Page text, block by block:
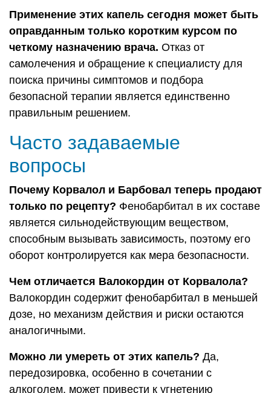
Применение этих капель сегодня может быть
оправданным только коротким курсом по
четкому назначению врача. Отказ от
самолечения и обращение к специалисту для
поиска причины симптомов и подбора
безопасной терапии является единственно
правильным решением.
Часто задаваемые
вопросы
Почему Корвалол и Барбовал теперь продают
только по рецепту? Фенобарбитал в их составе
является сильнодействующим веществом,
способным вызывать зависимость, поэтому его
оборот контролируется как мера безопасности.
Чем отличается Валокордин от Корвалола?
Валокордин содержит фенобарбитал в меньшей
дозе, но механизм действия и риски остаются
аналогичными.
Можно ли умереть от этих капель? Да,
передозировка, особенно в сочетании с
алкоголем, может привести к угнетению